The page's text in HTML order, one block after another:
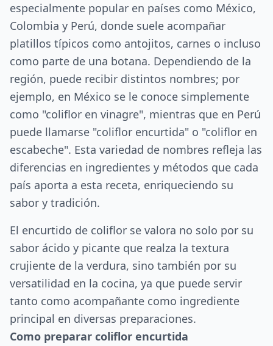
especialmente popular en países como México,
Colombia y Perú, donde suele acompañar
platillos típicos como antojitos, carnes o incluso
como parte de una botana. Dependiendo de la
región, puede recibir distintos nombres; por
ejemplo, en México se le conoce simplemente
como "coliflor en vinagre", mientras que en Perú
puede llamarse "coliflor encurtida" o "coliflor en
escabeche". Esta variedad de nombres refleja las
diferencias en ingredientes y métodos que cada
país aporta a esta receta, enriqueciendo su
sabor y tradición.
El encurtido de coliflor se valora no solo por su
sabor ácido y picante que realza la textura
crujiente de la verdura, sino también por su
versatilidad en la cocina, ya que puede servir
tanto como acompañante como ingrediente
principal en diversas preparaciones.
Como preparar coliflor encurtida